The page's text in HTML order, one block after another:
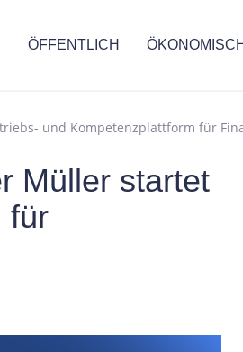
ÖFFENTLICH ÖKONOMISCH
und Kompetenzplattform für
Müller startet
für